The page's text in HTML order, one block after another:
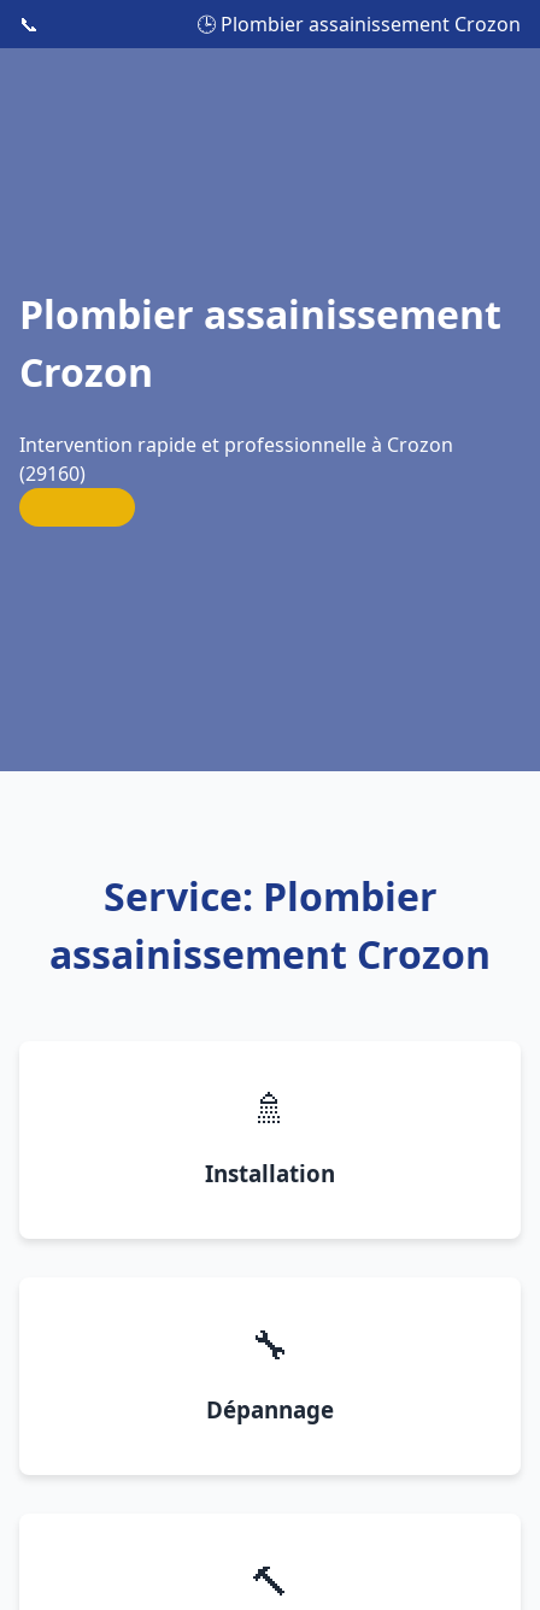
📞 🕒 Plombier assainissement Crozon
Plombier assainissement
Crozon
Intervention rapide et professionnelle à Crozon
(29160)
Service: Plombier
assainissement Crozon
🚿
Installation
🔧
Dépannage
🔨